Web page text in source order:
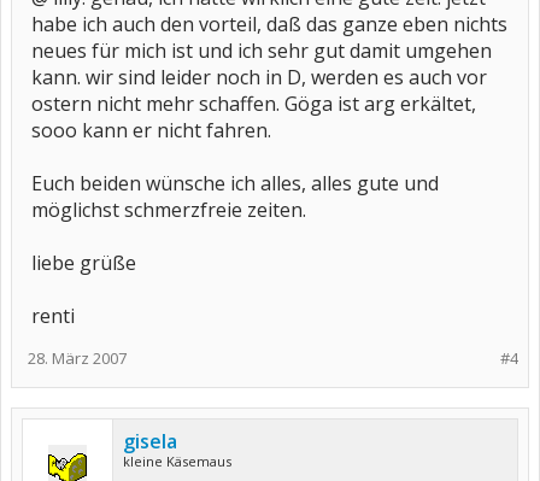
habe ich auch den vorteil, daß das ganze eben nichts
neues für mich ist und ich sehr gut damit umgehen
kann. wir sind leider noch in D, werden es auch vor
ostern nicht mehr schaffen. Göga ist arg erkältet,
sooo kann er nicht fahren.
Euch beiden wünsche ich alles, alles gute und
möglichst schmerzfreie zeiten.
liebe grüße
renti
#4
28. März 2007
gisela
kleine Käsemaus